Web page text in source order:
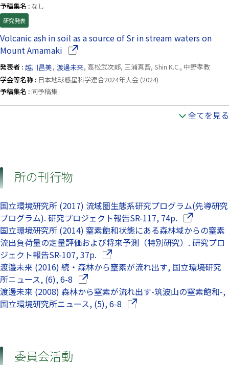
予稿集名 : なし
研究発表
Volcanic ash in soil as a source of Sr in stream waters on
Mount Amamaki （別ウインドウで開きます）
発表者 : 越川昌美, 渡邊未来, 高松武次郎, 三浦真吾, Shin K.C., 中野孝教
学会等名称 : 日本地球惑星科学連合2024年大会 (2024)
予稿集名 : 同予稿集
全てを見る
所の刊行物
国立環境研究所 (2017) 流域圏生態系研究プログラム(先導研究
プログラム). 研究プロジェクト報告SR-117, 74p. （別ウイン
国立環境研究所 (2014) 窒素飽和状態にある森林域からの窒素
流出負荷量の定量評価および将来予測（特別研究）. 研究プロ
ジェクト報告SR-107, 37p. （別ウインドウで開きます）
渡邉未来 (2016) 続・森林から窒素が流れ出す, 国立環境研究
所ニュース, (6), 6-8 （別ウインドウで開きます）
渡邊未来 (2008) 森林から窒素が流れ出す-筑波山の窒素飽和-,
国立環境研究所ニュース, (5), 6-8 （別ウインドウで開きます）
委員会活動